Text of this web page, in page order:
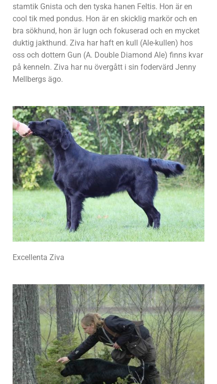
stamtik Gnista och den tyska hanen Feltis. Hon är en
cool tik med pondus. Hon är en skicklig markör och en
bra sökhund, hon är lugn och fokuserad och en mycket
duktig jakthund. Ziva har haft en kull (Ale-kullen) hos
oss och dottern Gun (A. Double Diamond Ale) finns kvar
på kenneln. Ziva har nu övergått i sin fodervärd Jenny
Mellbergs ägo.
Excellenta Ziva